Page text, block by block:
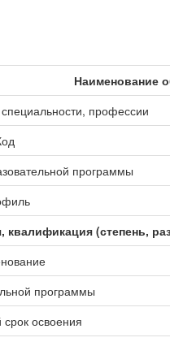
Наименование
профессии
программы
квалификация (степень,
программы
освоения